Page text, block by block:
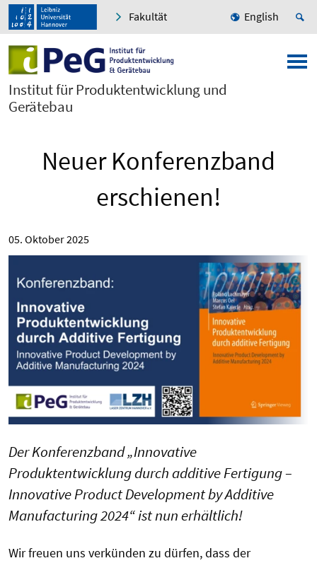
Fakultät English
Institut für Produktentwicklung und
Gerätebau
Neuer Konferenzband
erschienen!
05. Oktober 2025
Der Konferenzband „Innovative
Produktentwicklung durch additive Fertigung –
Innovative Product Development by Additive
Manufacturing 2024“ ist nun erhältlich!
Wir freuen uns verkünden zu dürfen, dass der